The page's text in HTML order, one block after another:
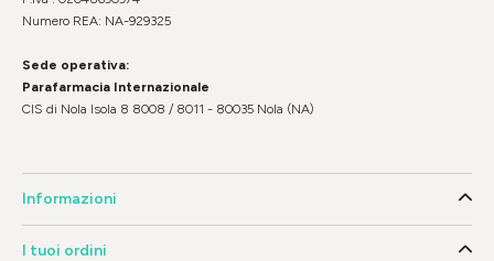
Numero REA: NA-929325
Sede operativa:
Parafarmacia Internazionale
CIS di Nola Isola 8 8008 / 8011 - 80035 Nola (NA)
Informazioni
I tuoi ordini